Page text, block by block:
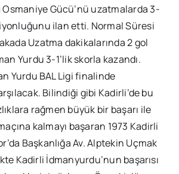
Osmaniye Gücü’nü uzatmalarda 3-
ilan etti. Normal Süresi
Uzatma dakikalarında 2 gol
Yurdu 3-1’lik skorla kazandı.
Yurdu BAL Ligi finalinde
Bilindiği gibi Kadirli’de bu
rağmen büyük bir başarı ile
kalmayı başaran 1973 Kadirli
Başkanlığa Av. Alptekin Uçmak
Kadirli İdmanyurdu’nun başarısı